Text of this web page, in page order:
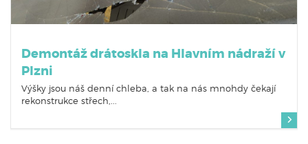
Demontáž drátoskla na Hlavním nádraží v
Plzni
Výšky jsou náš denní chleba, a tak na nás mnohdy čekají
rekonstrukce střech,...